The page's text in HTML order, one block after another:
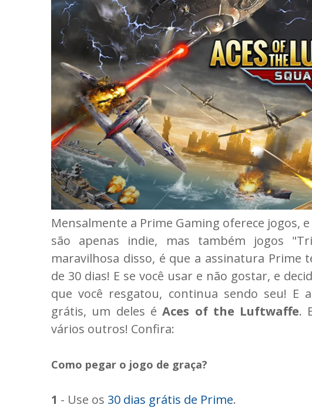
Mensalmente a Prime Gaming oferece jogos,
são apenas indie, mas também jogos
maravilhosa disso, é que a assinatura
de 30 dias! E se você usar e não gostar, e
que você resgatou, continua sendo seu! E
grátis, um deles éAces of the Luftwaffe.
vários outros! Confira:
Como pegar o jogo de graça?
1 - Use os 30 dias grátis de Prime.